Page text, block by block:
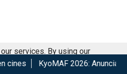
2026: Anuncian
services. By using our
use of cookies.
Got it